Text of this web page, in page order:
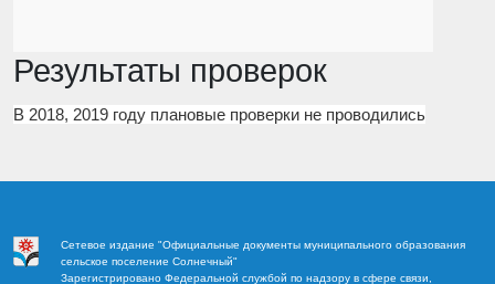
Результаты проверок
В 2018, 2019 году плановые проверки не проводились
Сетевое издание "Официальные документы муниципального образования
сельское поселение Солнечный"
Зарегистрировано Федеральной службой по надзору в сфере связи,